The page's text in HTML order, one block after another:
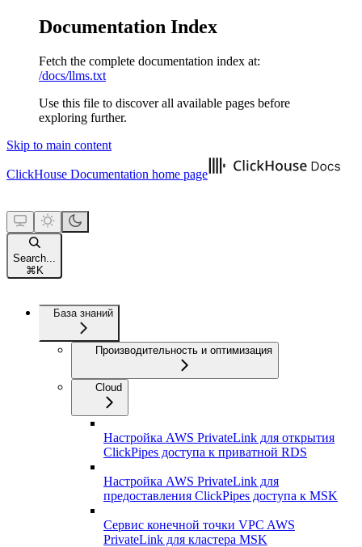
Documentation Index
Fetch the complete documentation index at:
/docs/llms.txt
Use this file to discover all available pages before
exploring further.
Skip to main content
ClickHouse Documentation home page
Search...
⌘ K
База знаний
Производительность и оптимизация
Cloud
Настройка AWS PrivateLink для открытия
ClickPipes доступа к приватной RDS
Настройка AWS PrivateLink для
предоставления ClickPipes доступа к MSK
Сервис конечной точки VPC AWS
PrivateLink для кластера MSK